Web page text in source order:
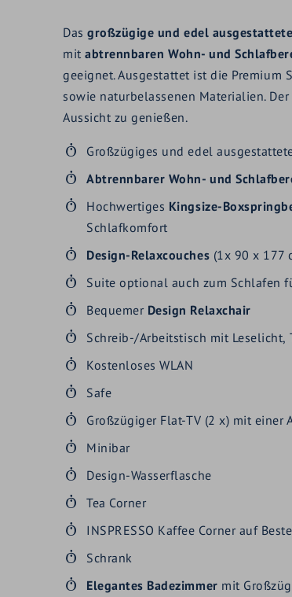
Dasgroßzügige und edel
mitabtrennbaren Wohn- und
geeignet. Ausgestattet ist die Premium
sowie naturbelassenen Materialien. Der
Aussicht zu genießen.
Großzügiges und edel
Abtrennbarer Wohn- und
Hochwertiges Kingsize-
Schlafkomfort
Design-Relaxcouches (1x 90 x 177
Suite optional auch zum Schlafen
Bequemer Design Relaxchair
Schreib-/Arbeitstisch mit Leselicht,
Kostenloses WLAN
Safe
Großzügiger Flat-TV (2 x) mit einer
Minibar
Design-Wasserflasche
Tea Corner
INSPRESSO Kaffee Corner auf
Schrank
Elegantes Badezimmer mit